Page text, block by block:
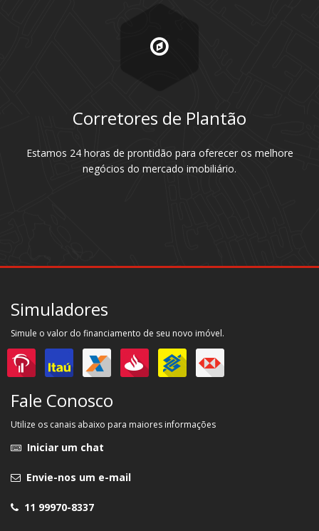
Corretores de Plantão
Estamos 24 horas de prontidão para oferecer os melhore
negócios do mercado imobiliário.
Simuladores
Simule o valor do financiamento de seu novo imóvel.
Fale Conosco
Utilize os canais abaixo para maiores informações
Iniciar um chat
Envie-nos um e-mail
11 99970-8337